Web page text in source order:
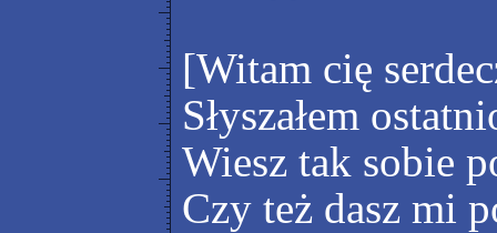
[Witam cię
Słyszałem
Wiesz tak sobie
Czy też dasz mi